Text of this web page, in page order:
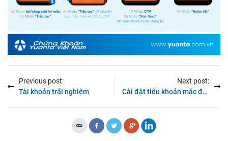
Previous post:
Tài khoản trải nghiệm
Next post:
Cài đặt tiểu khoản mặc định